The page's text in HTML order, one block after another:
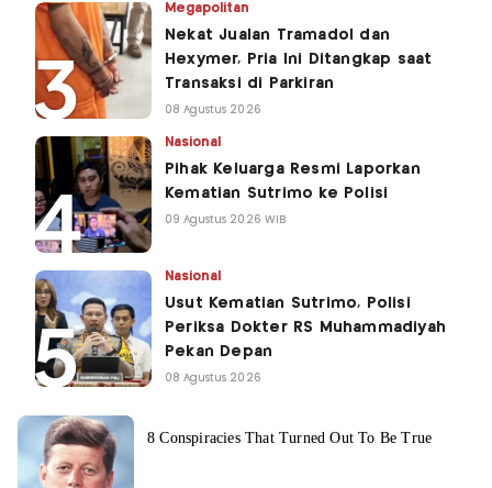
Megapolitan
Nekat Jualan Tramadol dan
Hexymer, Pria Ini Ditangkap saat
Transaksi di Parkiran
08 Agustus 2026
Nasional
Pihak Keluarga Resmi Laporkan
Kematian Sutrimo ke Polisi
09 Agustus 2026 WIB
Nasional
Usut Kematian Sutrimo, Polisi
Periksa Dokter RS Muhammadiyah
Pekan Depan
08 Agustus 2026